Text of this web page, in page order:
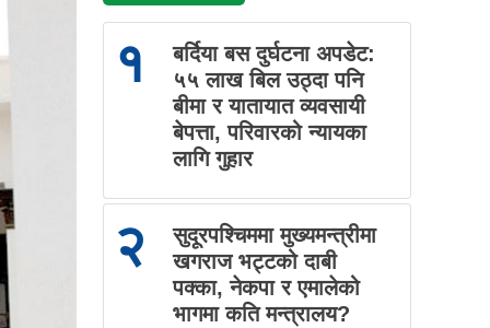
१
बर्दिया बस दुर्घटना अपडेट:
५५ लाख बिल उठ्दा पनि
बीमा र यातायात व्यवसायी
बेपत्ता, परिवारको न्यायका
लागि गुहार
२
सुदूरपश्चिममा मुख्यमन्त्रीमा
खगराज भट्टको दाबी
पक्का, नेकपा र एमालेको
भागमा कति मन्त्रालय?